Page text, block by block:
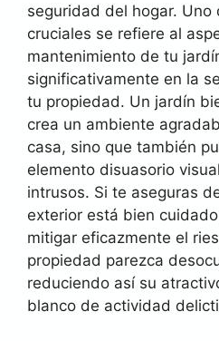
seguridad del hogar. Uno
cruciales se refiere al
mantenimiento de tu
significativamente en la
tu propiedad. Un jardín
crea un ambiente
casa, sino que también
elemento disuasorio
intrusos. Si te aseguras
exterior está bien
mitigar eficazmente el
propiedad parezca
reduciendo así su
blanco de actividad